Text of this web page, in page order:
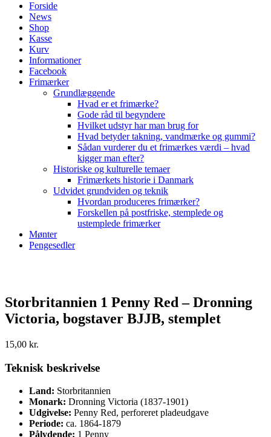
Forside
News
Shop
Kasse
Kurv
Informationer
Facebook
Frimærker
Grundlæggende
Hvad er et frimærke?
Gode råd til begyndere
Hvilket udstyr har man brug for
Hvad betyder takning, vandmærke og gummi?
Sådan vurderer du et frimærkes værdi – hvad
kigger man efter?
Historiske og kulturelle temaer
Frimærkets historie i Danmark
Udvidet grundviden og teknik
Hvordan produceres frimærker?
Forskellen på postfriske, stemplede og
ustemplede frimærker
Mønter
Pengesedler
Storbritannien 1 Penny Red – Dronning
Victoria, bogstaver BJJB, stemplet
15,00 kr.
Teknisk beskrivelse
Land: Storbritannien
Monark: Dronning Victoria (1837-1901)
Udgivelse: Penny Red, perforeret pladeudgave
Periode: ca. 1864-1879
Pålydende: 1 Penny